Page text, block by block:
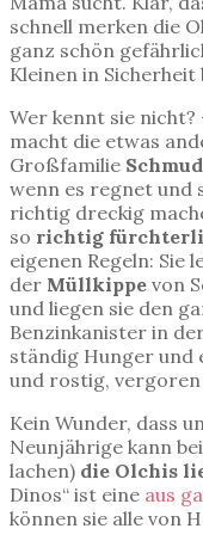
schnell merken die
ganz schön
Kleinen in Sicherheit
Wer kennt sie nicht?
macht die etwas
Großfamilie
wenn es regnet und
richtig dreckig
so richtig
eigenen Regeln: Sie
der Müllkippe von
und liegen sie den
Benzinkanister in
ständig Hunger und
und rostig,
Kein Wunder, dass
Neunjährige kann
lachen) die Olchis
Dinos“ ist eine aus
können sie alle von